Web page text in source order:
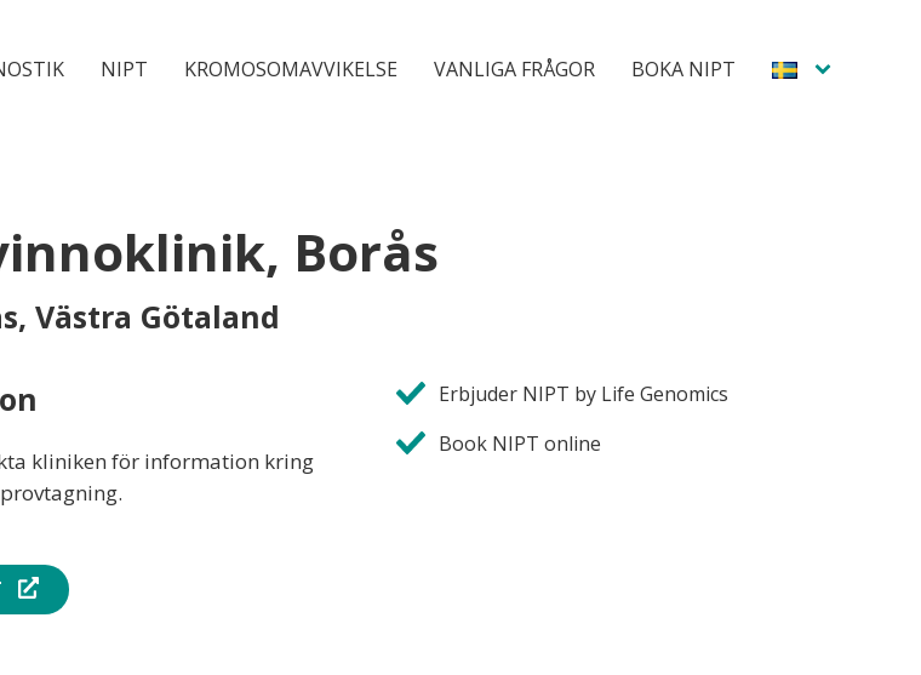
NIPT KROMOSOMAVVIKELSE VANLIGA FRÅGOR BOKA NIPT
Borås
Västra Götaland
kliniken för information kring
Erbjuder NIPT by Life Genomics
Book NIPT online